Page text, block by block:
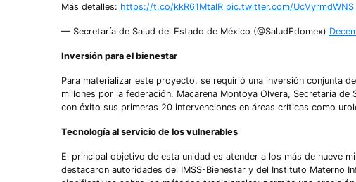
Más detalles: https://t.co/kkR61MtalR pic.twitter.com/UcVyrmdWNS
— Secretaría de Salud del Estado de México (@SaludEdomex)
Inversión para el bienestar
Para materializar este proyecto, se requirió una inversión conjunta
millones por la federación. Macarena Montoya Olvera, Secretaria
con éxito sus primeras 20 intervenciones en áreas críticas como
Tecnología al servicio de los vulnerables
El principal objetivo de esta unidad es atender a los más de nueve
destacaron autoridades del IMSS-Bienestar y del Instituto Materno